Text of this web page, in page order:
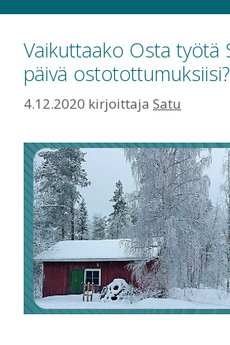
Vaikuttaako Osta työtä
päivä ostotottumuksiisi?
4.12.2020 kirjoittaja Satu